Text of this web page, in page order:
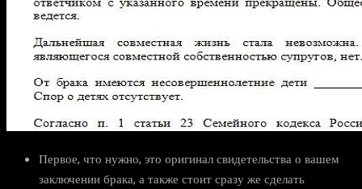
Первое, что нужно, это оригинал свидетельства о вашем
заключении брака, а также стоит сразу же сделать